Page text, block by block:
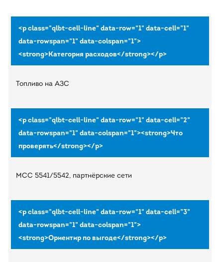
Топливо на АЗС
MCC 5541/5542, партнёрские сети